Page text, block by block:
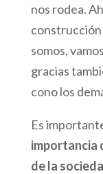
nos rodea.
construcción
somos,
gracias
cono los
Es
importancia
de la